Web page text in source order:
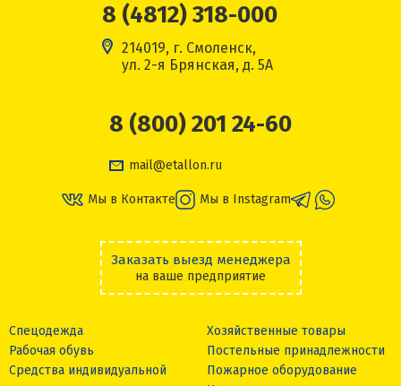
8 (4812) 318-000
214019, г. Смоленск,
ул. 2-я Брянская, д. 5А
8 (800) 201 24-60
mail@etallon.ru
Мы в Контакте Мы в Instagram
Заказать выезд менеджера
на ваше предприятие
Спецодежда
Рабочая обувь
Средства индивидуальной
Хозяйственные товары
Постельные принадлежности
Пожарное оборудование